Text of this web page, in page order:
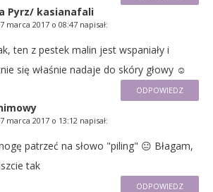
Pyrz/ kasianafali
marca 2017 o 08:47 napisał:
ten z pestek malin jest wspaniały i
się właśnie nadaje do skóry głowy ☺
ODPOWIEDZ
marca 2017 o 13:12 napisał:
patrzeć na słowo "piling" 😐 Błagam,
tak
ODPOWIEDZ